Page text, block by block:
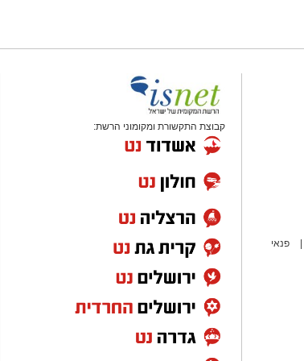
פנאי
קבוצת התקשורת ומקומוני הרשת: